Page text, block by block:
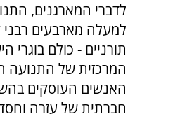
לדברי המארגנים,
למעלה מארבעים רבני
תורניים - כולם
המרכזית של התנועה
האנשים העוסקים
חברתית של עזרה